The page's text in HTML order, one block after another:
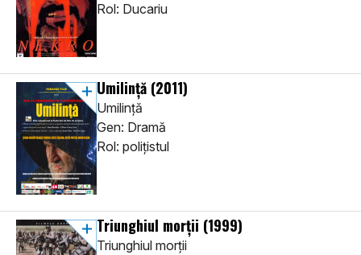
Rol: Ducariu
Umilință (2011)
Umilință
Gen: Dramă
Rol: polițistul
Triunghiul morții (1999)
Triunghiul morții